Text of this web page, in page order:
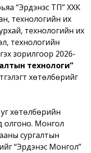
“Эрдэнэс ҮТП” ХХК
технологийн их
технологийн их
технологийн
зорилгоор 2026-
технологи”
хөтөлбөрийг
хөтөлбөрийн
олгоно. Монгол
сургалтын
“Эрдэнэс Монгол”